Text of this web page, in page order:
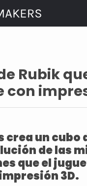
Rubik
con
crea un cubo
de las
que el
3D.